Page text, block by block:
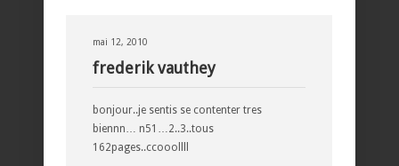
mai 12, 2010
frederik vauthey
bonjour..je sentis se contenter tres
biennn… n51…2..3..tous
162pages..ccooollll